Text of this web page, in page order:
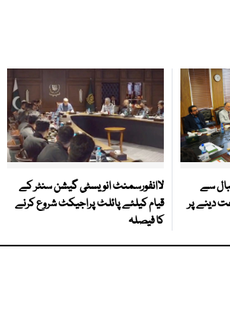
سے
دینے پر
لاانفورسمنٹ انویسٹی گیشن سنٹر کے
قیام کیلئے پائلٹ پراجیکٹ شروع کرنے
کا فیصلہ